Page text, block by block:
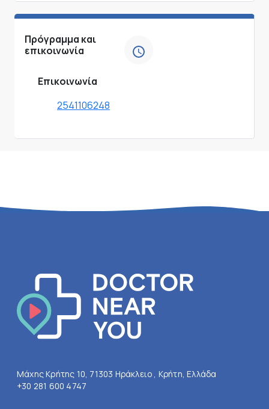
Πρόγραμμα και
επικοινωνία
Επικοινωνία
2541106248
Μάχης Κρήτης 10, 71303 Ηράκλειο , Κρήτη, Ελλάδα
+30 281 600 4747